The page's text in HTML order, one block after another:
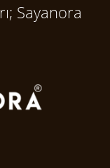
Sayanora